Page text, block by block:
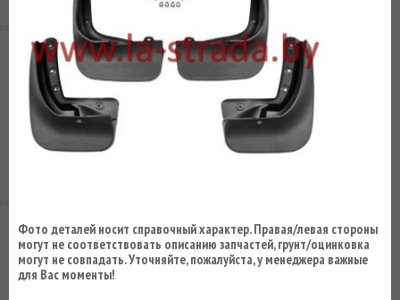
Фото деталей носит справочный характер. Правая/левая стороны
могут не соответствовать описанию запчастей, грунт/оцинковка
могут не совпадать. Уточняйте, пожалуйста, у менеджера важные
для Вас моменты!